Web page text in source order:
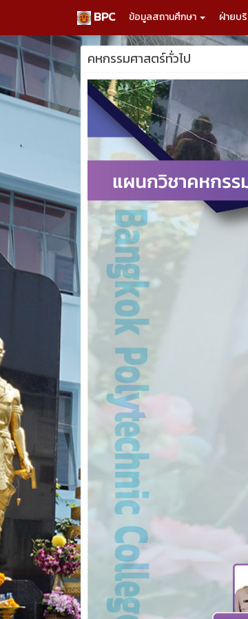
BPC ข้อมูลสถานศึกษา ฝ่ายบ
คหกรรมศาสตร์ทั่วไป